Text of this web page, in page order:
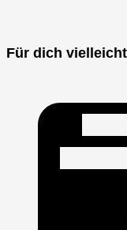
Für dich